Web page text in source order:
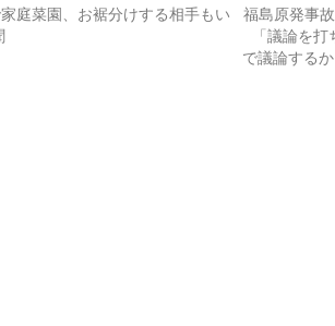
庭菜園、お裾分けする相手もい
福島原発事
「議論を
で議論する